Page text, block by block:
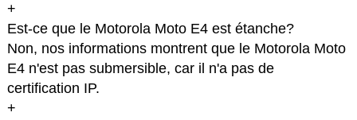
+
Est-ce que le Motorola Moto E4 est étanche?
Non, nos informations montrent que le Motorola Moto
E4 n'est pas submersible, car il n'a pas de
certification IP.
+